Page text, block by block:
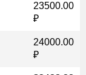
23500.00
₽
24000.00
₽